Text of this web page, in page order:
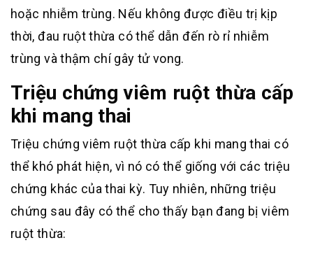
hoặc nhiễm trùng. Nếu không được điều trị kịp
thời, đau ruột thừa có thể dẫn đến rò rỉ nhiễm
trùng và thậm chí gây tử vong.
Triệu chứng viêm ruột thừa cấp
khi mang thai
Triệu chứng viêm ruột thừa cấp khi mang thai có
thể khó phát hiện, vì nó có thể giống với các triệu
chứng khác của thai kỳ. Tuy nhiên, những triệu
chứng sau đây có thể cho thấy bạn đang bị viêm
ruột thừa: